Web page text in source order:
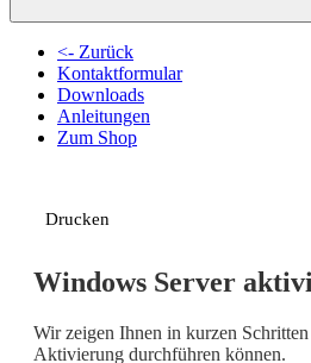
<- Zurück
Kontaktformular
Downloads
Anleitungen
Zum Shop
Drucken
Windows Server
Wir zeigen Ihnen in kurzen
Aktivierung durchführen können.